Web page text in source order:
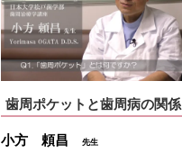
歯周ポケットと歯周病の関係
小方 頼昌 先生